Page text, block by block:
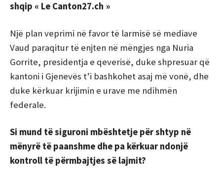
shqip « Le Canton27.ch »
Një plan veprimi në favor të larmisë së mediave
Vaud paraqitur të enjten në mëngjes nga Nuria
Gorrite, presidentja e qeverisë, duke shpresuar që
kantoni i Gjenevës t’i bashkohet asaj më vonë, dhe
duke kërkuar krijimin e urave me ndihmën
federale.
Si mund të siguroni mbështetje për shtyp në
mënyrë të paanshme dhe pa kërkuar ndonjë
kontroll të përmbajtjes së lajmit?